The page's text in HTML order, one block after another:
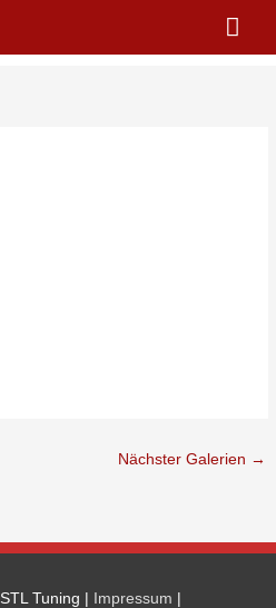
Nächster Galerien →
STL Tuning Impressum